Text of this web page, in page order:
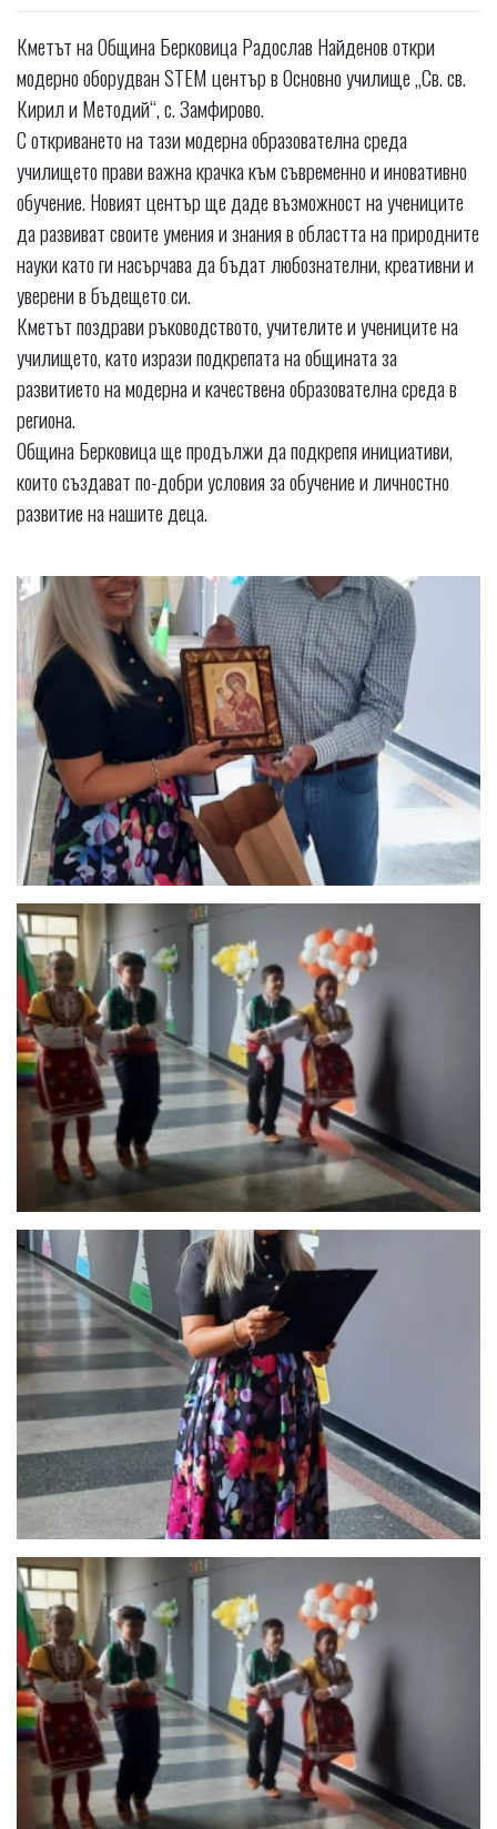
Кметът на Община Берковица Радослав Найденов откри
модерно оборудван STEM център в Основно училище „Св. св.
Кирил и Методий“, с. Замфирово.
С откриването на тази модерна образователна среда
училището прави важна крачка към съвременно и иновативно
обучение. Новият център ще даде възможност на учениците
да развиват своите умения и знания в областта на природните
науки като ги насърчава да бъдат любознателни, креативни и
уверени в бъдещето си.
Кметът поздрави ръководството, учителите и учениците на
училището, като изрази подкрепата на общината за
развитието на модерна и качествена образователна среда в
региона.
Община Берковица ще продължи да подкрепя инициативи,
които създават по-добри условия за обучение и личностно
развитие на нашите деца.